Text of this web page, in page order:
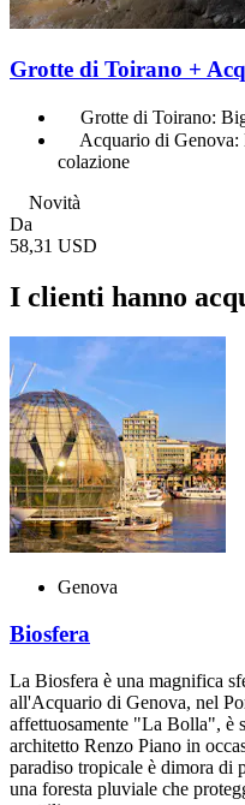
Grotte di Toirano +
Grotte di Toirano:
Acquario di Genova:
colazione
Novità
Da
58,31 USD
I clienti hanno
Genova
Biosfera
La Biosfera è una magnifica
all'Acquario di Genova, nel
affettuosamente "La Bolla", è
architetto Renzo Piano in
paradiso tropicale è dimora di
una foresta pluviale che